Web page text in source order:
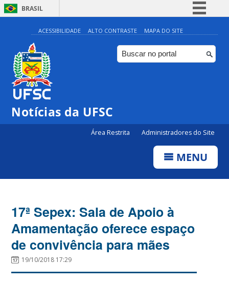
BRASIL
Simplifique!
Comunica BR
Participe
ACESSIBILIDADE ALTO CONTRASTE MAPA DO SITE
Notícias da UFSC
Área Restrita Administradores do Site
MENU
17ª Sepex: Sala de Apoio à
Amamentação oferece espaço
de convivência para mães
19/10/2018 17:29